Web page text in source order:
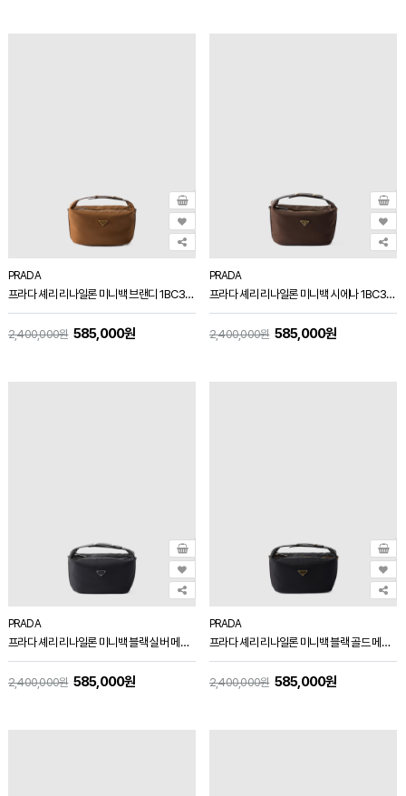
PRADA
프라다 셰리 리나일론 미니백 브랜디 1BC302
2,400,000원 585,000원
PRADA
프라다 셰리 리나일론 미니백 시에나 1BC302
2,400,000원 585,000원
PRADA
프라다 셰리 리나일론 미니백 블랙 실버 메탈 1BC302
2,400,000원 585,000원
PRADA
프라다 셰리 리나일론 미니백 블랙 골드 메탈 1BC302
2,400,000원 585,000원